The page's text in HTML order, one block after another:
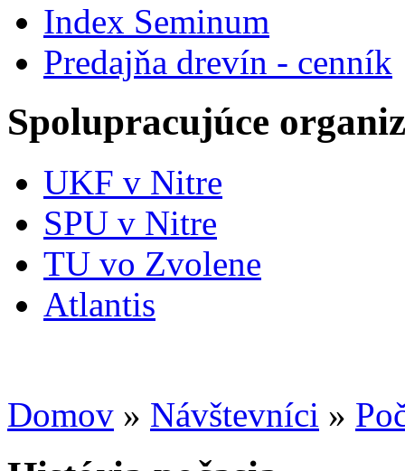
Index Seminum
Predajňa drevín - cenník
Spolupracujúce
UKF v Nitre
SPU v Nitre
TU vo Zvolene
Atlantis
Domov » Návštevníci »